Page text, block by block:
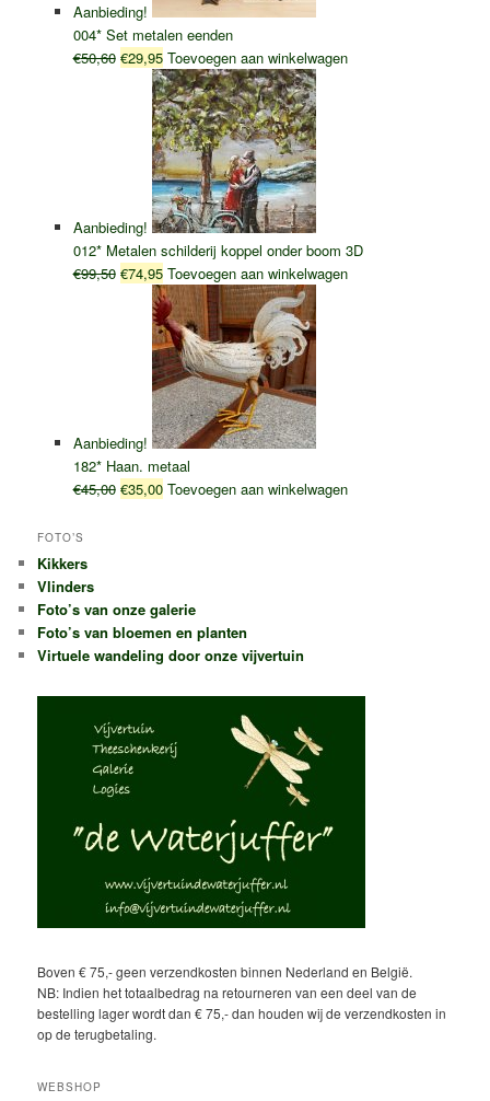
Aanbieding!
004* Set metalen eenden
€50,60 Oorspronkelijke
€50,60.
€29,95Huidige
prijs
is:
€29,95.
Toevoegen aan winkelwagen
Aanbieding!
012* Metalen schilderij koppel onder boom 3D
€99,50 Oorspronkelijke
€99,50.
€74,95Huidige
prijs
is:
€74,95.
Toevoegen aan winkelwagen
Aanbieding!
182* Haan. metaal
€45,00 Oorspronkelijke
€35,00Huidige
Toevoegen aan winkelwagen
FOTO’S
Kikkers
Vlinders
Foto’s van onze galerie
Foto’s van bloemen en planten
Virtuele wandeling door onze vijvertuin
Boven € 75,- geen verzendkosten binnen Nederland en België.
NB: Indien het totaalbedrag na retourneren van een deel van de
bestelling lager wordt dan € 75,- dan houden wij de verzendkosten in
op de terugbetaling.
WEBSHOP